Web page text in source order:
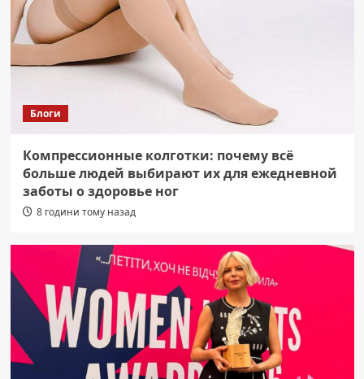
Блоги
Компрессионные колготки: почему всё
больше людей выбирают их для ежедневной
заботы о здоровье ног
8 години тому назад